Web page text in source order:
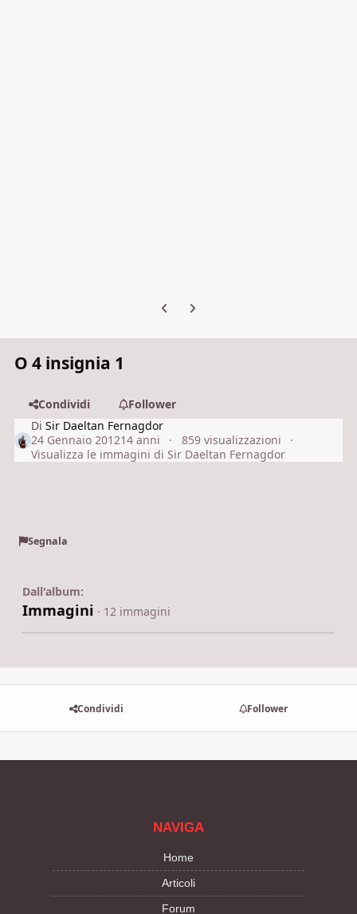
Previous carousel slide
Next carousel slide
O 4 insignia 1
Condividi
Follower
DiSir Daeltan Fernagdor
24 Gennaio 201214 anni
859 visualizzazioni
Visualizza le immagini di Sir Daeltan Fernagdor
Segnala
Dall'album:
Immagini · 12 immagini
Condividi Follower
NAVIGA
Home
Articoli
Forum